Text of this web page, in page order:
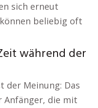
sich erneut
beliebig oft
während der
der Meinung: Das
Anfänger, die mit